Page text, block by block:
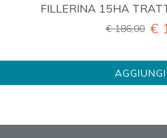
FILLERINA 15HA
€ 186,00 €
AGGIUNGI